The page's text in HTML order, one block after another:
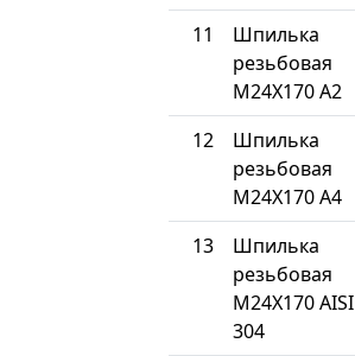
11
Шпилька
резьбовая
М24Х170 A2
12
Шпилька
резьбовая
М24Х170 A4
13
Шпилька
резьбовая
М24Х170 AISI
304